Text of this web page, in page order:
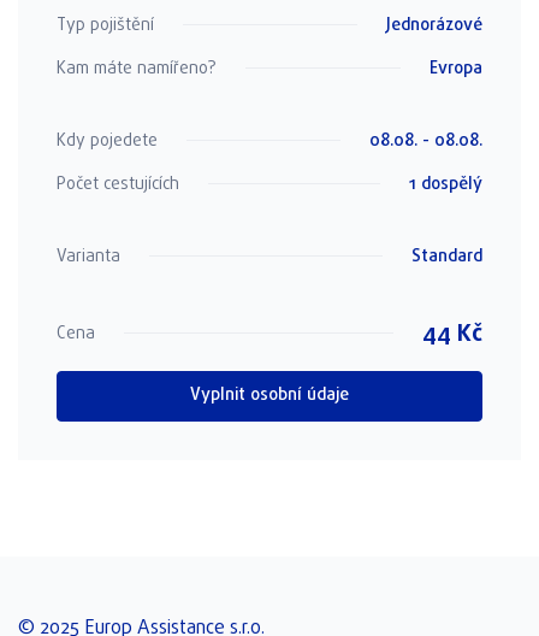
Typ pojištění
Jednorázové
Kam máte namířeno?
Evropa
Kdy pojedete
08.08. - 08.08.
Počet cestujících
1 dospělý
Varianta Standard
Cena 44 Kč
Vyplnit osobní údaje
© 2025 Europ Assistance s.r.o.